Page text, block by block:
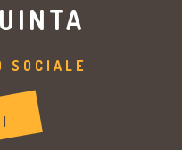
SOCIALE